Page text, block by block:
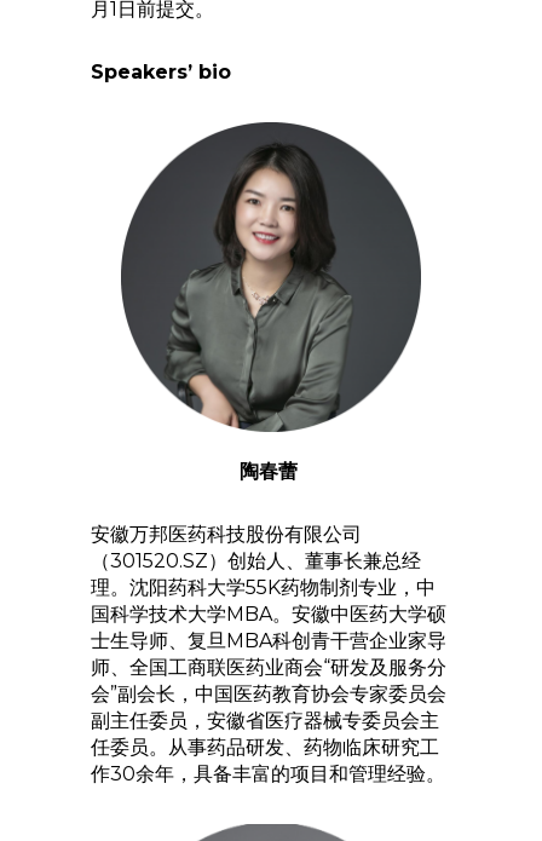
月1日前提交。
Speakers’ bio
陶春蕾
安徽万邦医药科技股份有限公司
（301520.SZ）创始人、董事长兼总经
理。沈阳药科大学55K药物制剂专业，中
国科学技术大学MBA。安徽中医药大学硕
士生导师、复旦MBA科创青干营企业家导
师、全国工商联医药业商会“研发及服务分
会”副会长，中国医药教育协会专家委员会
副主任委员，安徽省医疗器械专委员会主
任委员。从事药品研发、药物临床研究工
作30余年，具备丰富的项目和管理经验。